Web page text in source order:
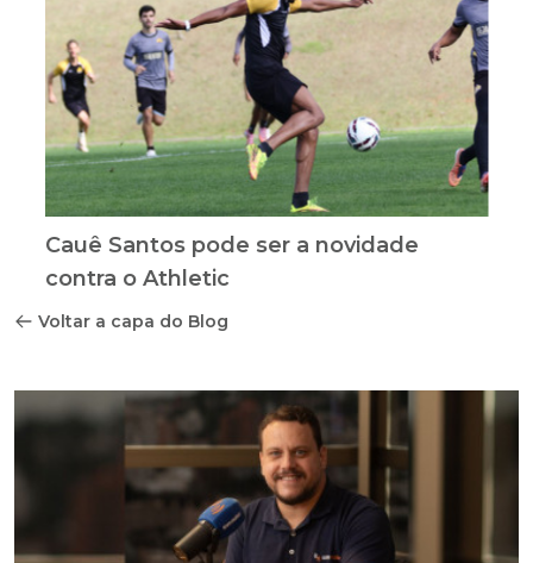
Cauê Santos pode ser a novidade
contra o Athletic
Voltar a capa do Blog